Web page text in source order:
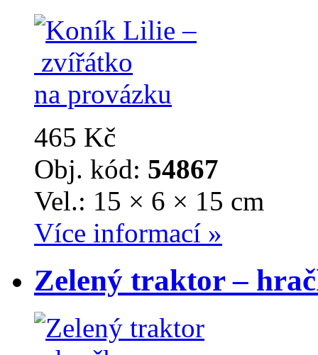
465 Kč
Obj. kód: 54867
Vel.: 15 × 6 × 15 cm
Více informací »
Zelený traktor –